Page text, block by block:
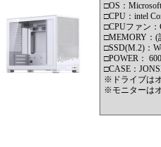
□OS：
□CPU：intel
□CPUファン
□MEMORY：(
□SSD(M.2)：
□POWER：
□CASE：
※ドライブは
※モニターは